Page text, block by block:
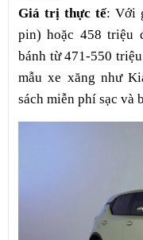
Giá trị thực tế: Với
pin) hoặc 458 triệu
bánh từ 471-550
mẫu xe xăng như
sách miễn phí sạc và